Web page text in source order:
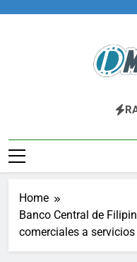
Fintech,
Home
Banco Central de
comerciales a